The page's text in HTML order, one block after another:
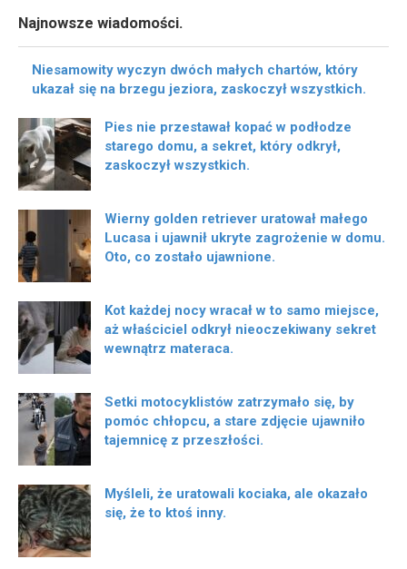
Najnowsze wiadomości.
Niesamowity wyczyn dwóch małych chartów, który
ukazał się na brzegu jeziora, zaskoczył wszystkich.
Pies nie przestawał kopać w podłodze
starego domu, a sekret, który odkrył,
zaskoczył wszystkich.
Wierny golden retriever uratował małego
Lucasa i ujawnił ukryte zagrożenie w domu.
Oto, co zostało ujawnione.
Kot każdej nocy wracał w to samo miejsce,
aż właściciel odkrył nieoczekiwany sekret
wewnątrz materaca.
Setki motocyklistów zatrzymało się, by
pomóc chłopcu, a stare zdjęcie ujawniło
tajemnicę z przeszłości.
Myśleli, że uratowali kociaka, ale okazało
się, że to ktoś inny.